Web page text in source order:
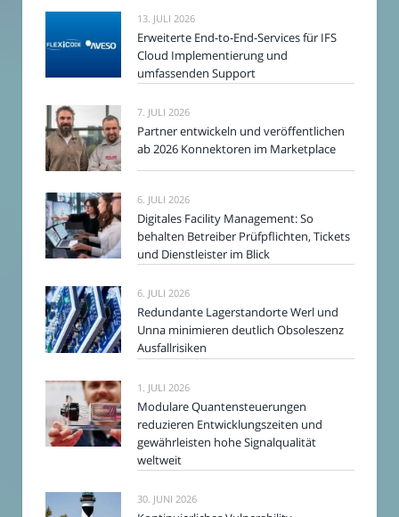
13. JULI 2026
Erweiterte End-to-End-Services für IFS
Cloud Implementierung und
umfassenden Support
7. JULI 2026
Partner entwickeln und veröffentlichen
ab 2026 Konnektoren im Marketplace
6. JULI 2026
Digitales Facility Management: So
behalten Betreiber Prüfpflichten, Tickets
und Dienstleister im Blick
6. JULI 2026
Redundante Lagerstandorte Werl und
Unna minimieren deutlich Obsoleszenz
Ausfallrisiken
1. JULI 2026
Modulare Quantensteuerungen
reduzieren Entwicklungszeiten und
gewährleisten hohe Signalqualität
weltweit
30. JUNI 2026